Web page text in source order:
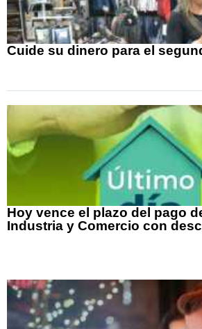
Cuide su dinero para el
Hoy vence el plazo del pago
Industria y Comercio con